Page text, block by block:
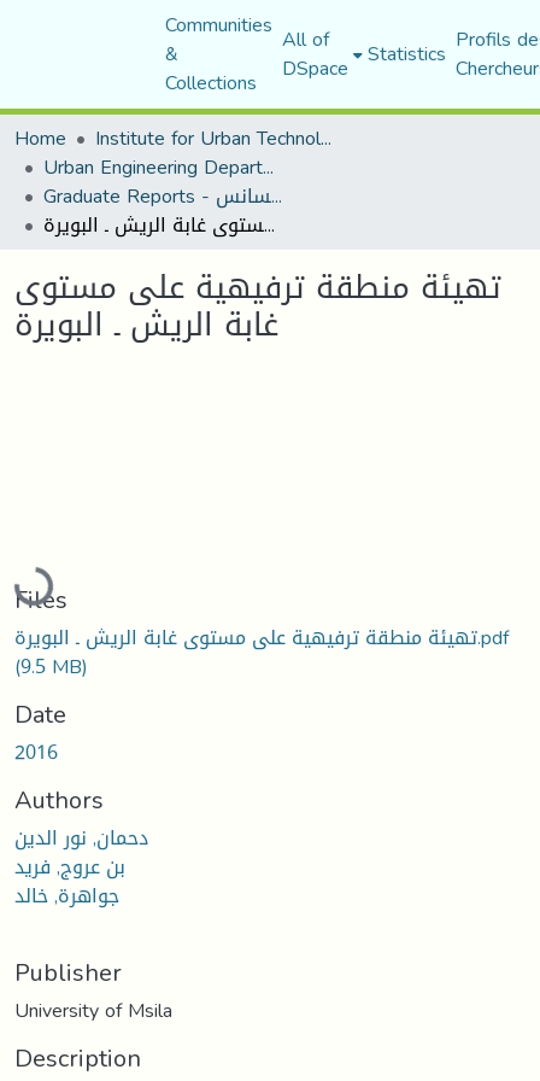
Communities
&
Collections
All of
DSpace Statistics Profils
Home
Institute for Urban Technology Management
Urban Engineering Department
Graduate Reports - تقارير الليسانس
تهيئة منطقة ترفيهية على مستوى غابة الريش ـ البويرة
تهيئة منطقة ترفيهية على مستوى
غابة الريش ـ البويرة
Loading...
Files
تهيئة منطقة ترفيهية على مستوى غابة الريش ـ البويرة.pdf
(9.5 MB)
Date
2016
Authors
دحمان, نور الدين
بن عروج, فريد
جواهرة, خالد
Publisher
University of Msila
Description